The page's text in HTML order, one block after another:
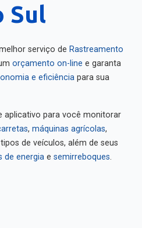
Sul
serviço de Rastreamento
orçamento on-line e garanta
e eficiência para sua
aplicativo para você monitorar
, máquinas agrícolas,
de veículos, além de seus
de energia e semirreboques.